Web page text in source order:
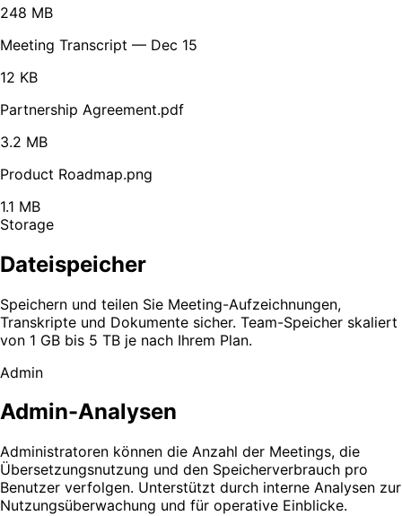
248 MB
Meeting Transcript — Dec 15
12 KB
Partnership Agreement.pdf
3.2 MB
Product Roadmap.png
1.1 MB
Storage
Dateispeicher
Speichern und teilen Sie Meeting-Aufzeichnungen,
Transkripte und Dokumente sicher. Team-Speicher skaliert
von 1 GB bis 5 TB je nach Ihrem Plan.
Admin
Admin-Analysen
Administratoren können die Anzahl der Meetings, die
Übersetzungsnutzung und den Speicherverbrauch pro
Benutzer verfolgen. Unterstützt durch interne Analysen zur
Nutzungsüberwachung und für operative Einblicke.